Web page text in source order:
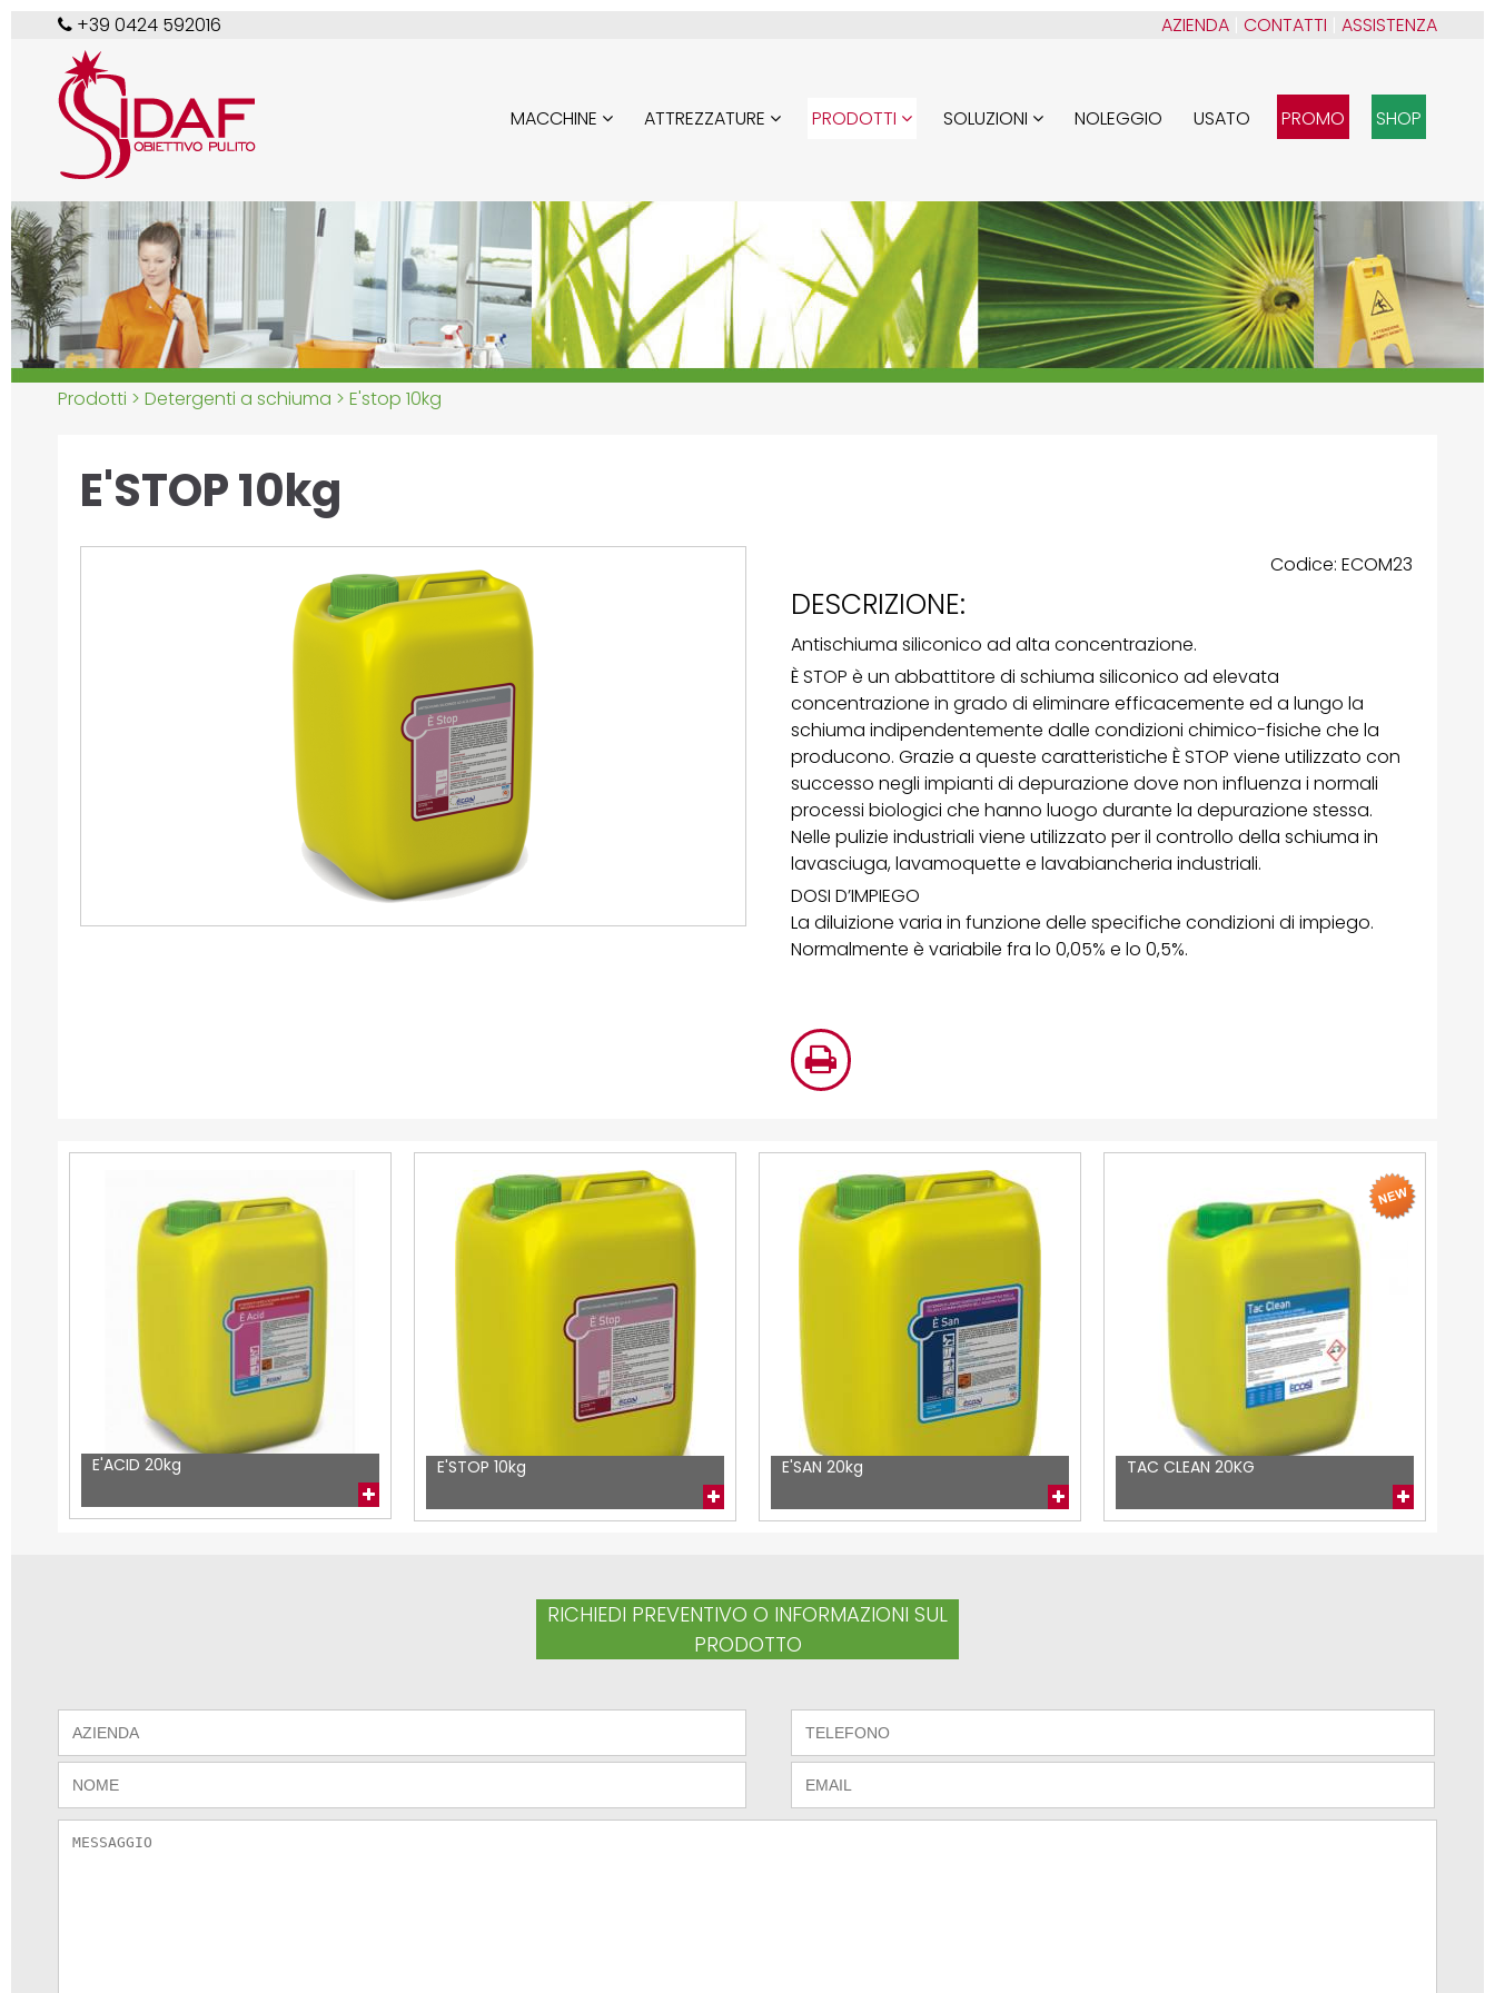
+39 0424 592016 AZIENDA| CONTATTI ASSISTENZA
MACCHINE ATTREZZATURE PRODOTTI SOLUZIONI NOLEGGIO USATO PROMO SHOP
Prodotti > Detergenti a schiuma > E'stop 10kg
E'STOP 10kg
Codice: ECOM23
DESCRIZIONE:
Antischiuma siliconico ad alta concentrazione.
È STOP è un abbattitore di schiuma siliconico ad elevata
concentrazione in grado di eliminare efficacemente ed a lungo la
schiuma indipendentemente dalle condizioni chimico-fisiche che la
producono. Grazie a queste caratteristiche È STOP viene utilizzato con
successo negli impianti di depurazione dove non influenza i normali
processi biologici che hanno luogo durante la depurazione stessa.
Nelle pulizie industriali viene utilizzato per il controllo della schiuma in
lavasciuga, lavamoquette e lavabiancheria industriali.
DOSI D’IMPIEGO
La diluizione varia in funzione delle specifiche condizioni di impiego.
Normalmente è variabile fra lo 0,05% e lo 0,5%.
E'ACID 20kg E'STOP 10kg E'SAN 20kg TAC CLEAN 20KG
RICHIEDI PREVENTIVO O INFORMAZIONI SUL
PRODOTTO